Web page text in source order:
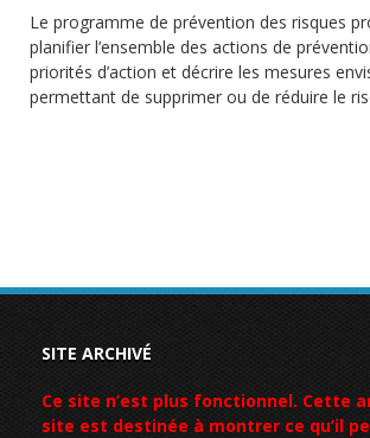
Le programme de prévention des risques
planifier l’ensemble des actions de
priorités d’action et décrire les mesures
permettant de supprimer ou de réduire le
SITE ARCHIVÉ
Ce site n’est plus fonctionnel. Cette
site est destinée à montrer ce qu’il